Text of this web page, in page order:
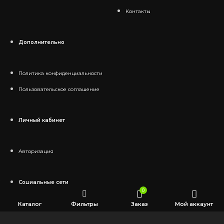
Контакты
Дополнительно
Политика конфиденциальности
Пользовательское соглашение
Личный кабинет
Авторизация
Социальные сети
Каталог Фильтры
0
Заказ Мой аккаунт